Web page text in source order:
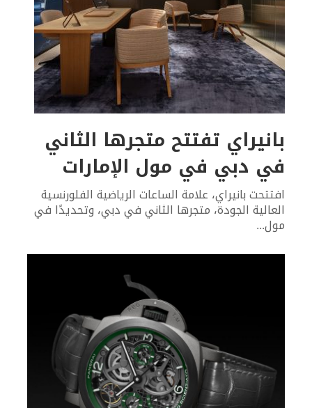
بانيراي تفتتح متجرها الثاني
في دبي في مول الإمارات
افتتحت بانيراي، علامة الساعات الرياضية الفلورنسية
العالية الجودة، متجرها الثاني في دبي، وتحديدًا في
مول...